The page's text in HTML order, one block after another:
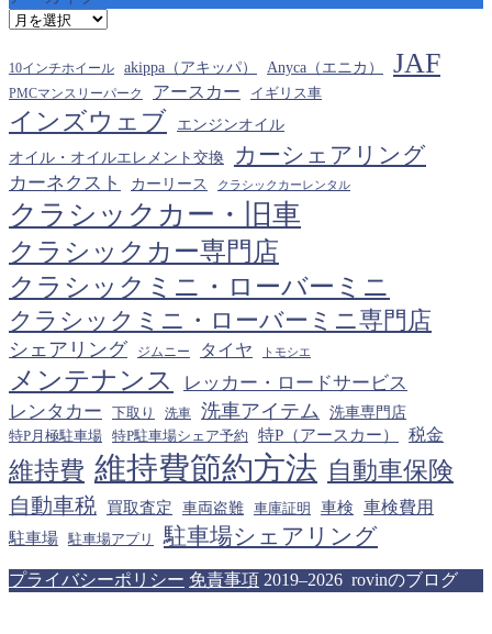
ア
カ
イ
ブ
10インチホイール akippa（アキッパ） Anyca（エニカ） JAF
PMCマンスリーパーク アースカー イギリス車
インズウェブ エンジンオイル
オイル・オイルエレメント交換 カーシェアリング
カーネクスト カーリース クラシックカーレンタル
クラシックカー・旧車
クラシックカー専門店
クラシックミニ・ローバーミニ
クラシックミニ・ローバーミニ専門店
シェアリング ジムニー タイヤ トモシエ
メンテナンス
レッカー・ロードサービス
レンタカー
下取り 洗車 洗車アイテム
洗車専門店
特P月極駐車場
特P駐車場シェア予約 特P（アースカー） 税金
維持費 維持費節約方法 自動車保険
自動車税 買取査定 車両盗難 車庫証明 車検 車検費用
駐車場 駐車場アプリ 駐車場シェアリング
プライバシーポリシー 免責事項 2019–2026 rovinのブログ